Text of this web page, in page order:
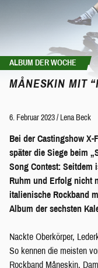
ALBUM DER WOCHE
MÅNESKIN MIT
6. Februar 2023 / Lena Beck
Bei der Castingshow
später die Siege beim
Song Contest: Seitdem
Ruhm und Erfolg nicht
italienische Rockband
Album der sechsten
Nackte Oberkörper,
So kennen die meisten
Rockband Måneskin.